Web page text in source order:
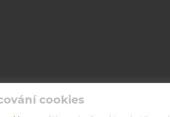
cookies